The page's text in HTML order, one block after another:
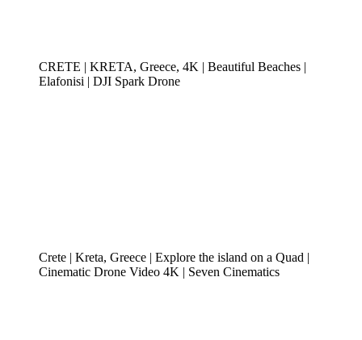
CRETE | KRETA, Greece, 4K | Beautiful Beaches |
Elafonisi | DJI Spark Drone
Crete | Kreta, Greece | Explore the island on a Quad |
Cinematic Drone Video 4K | Seven Cinematics